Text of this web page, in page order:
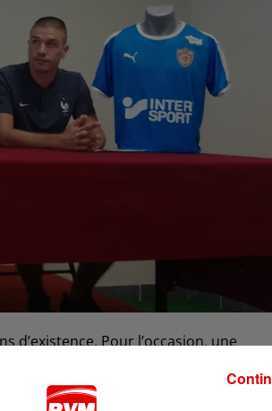
d’existence. Pour l’occasion, une
au Stade Dugauguez.
ardennaise, dont Claude Breny,